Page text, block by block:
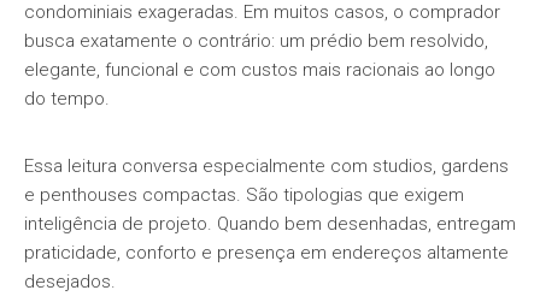
condominiais exageradas. Em muitos casos, o comprador
busca exatamente o contrário: um prédio bem resolvido,
elegante, funcional e com custos mais racionais ao longo
do tempo.
Essa leitura conversa especialmente com studios, gardens
e penthouses compactas. São tipologias que exigem
inteligência de projeto. Quando bem desenhadas, entregam
praticidade, conforto e presença em endereços altamente
desejados.